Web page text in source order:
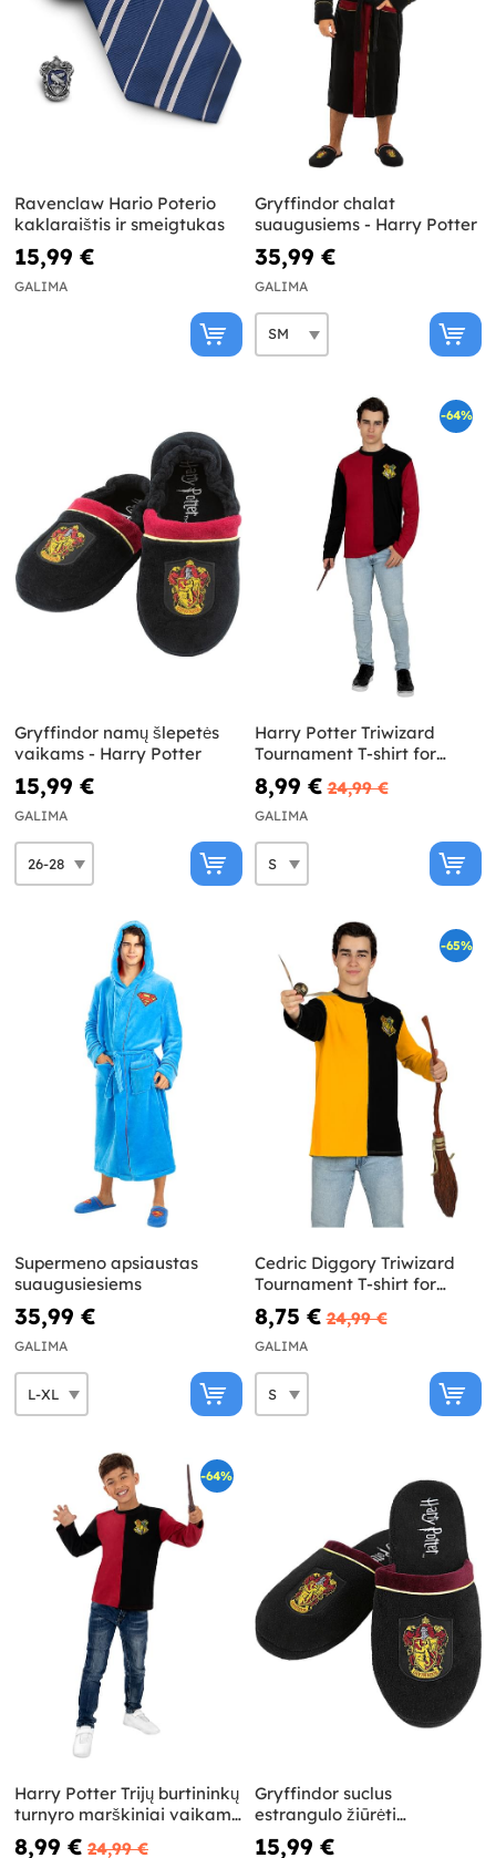
Ravenclaw Hario Poterio
kaklaraištis ir smeigtukas
15,99 €
GALIMA
Gryffindor chalat
suaugusiems - Harry Potter
35,99 €
GALIMA
Gryffindor namų šlepetės
vaikams - Harry Potter
15,99 €
GALIMA
-64%
Harry Potter Triwizard
Tournament T-shirt for
adults – Harry Potter
8,99 € 24,99 €
GALIMA
Supermeno apsiaustas
suaugusiesiems
35,99 €
GALIMA
-65%
Cedric Diggory Triwizard
Tournament T-shirt for
adults - Harry Potter
8,75 € 24,99 €
GALIMA
-64%
Harry Potter Trijų burtininkų
turnyro marškiniai vaikams
– Harry Potter
8,99 € 24,99 €
Gryffindor suclus
estrangulo žiūrėti
suaugusiems - Harry Potter
15,99 €